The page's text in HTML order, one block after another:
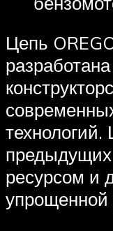
Цепь
технологий.
ресурсом и
упрощенной